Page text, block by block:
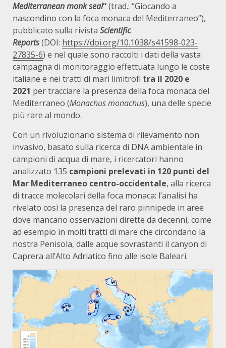
Mediterranean monk seal“(trad.: “Giocando a
nascondino con la foca monaca del Mediterraneo”),
pubblicato sulla rivista Scientific
Reports(DOI: https://doi.org/10.1038/s41598-023-
27835-6) e nel quale sono raccolti i dati della vasta
campagna di monitoraggio effettuata lungo le coste
italiane e nei tratti di mari limitrofi tra il 2020 e
2021 per tracciare la presenza della foca monaca del
Mediterraneo (Monachus monachus), una delle specie
più rare al mondo.
Con un rivoluzionario sistema di rilevamento non
invasivo, basato sulla ricerca di DNA ambientale in
campioni di acqua di mare, i ricercatori hanno
analizzato 135 campioni prelevati in 120 punti del
Mar Mediterraneo centro-occidentale, alla ricerca
di tracce molecolari della foca monaca: l’analisi ha
rivelato così la presenza del raro pinnipede in aree
dove mancano osservazioni dirette da decenni, come
ad esempio in molti tratti di mare che circondano la
nostra Penisola, dalle acque sovrastanti il canyon di
Caprera all’Alto Adriatico fino alle isole Baleari.